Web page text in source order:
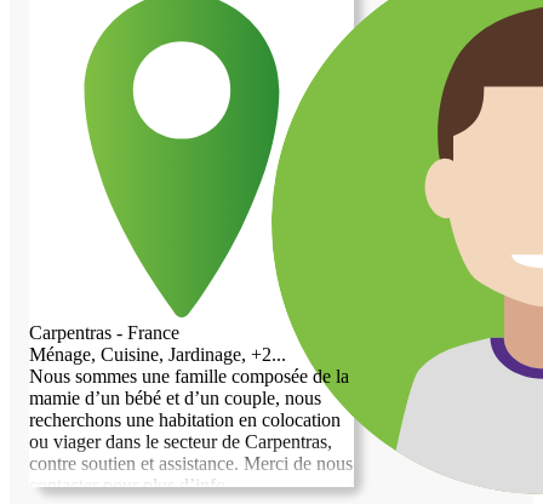
aussi sa tranquillité Grace a mes 10 années
de travail dans le social j’ai un bon contact
avec les personnes, que ce soit enfants,
adolescents, personnes âgées. J’ai été
également baby sitter et aide ménagère
pendant 3 ans. Grace aux divers
volontariats que j’ai effectué j’ai des
compétences en maraîchage, en soin pour
les animaux, en travaux basiques. Je
pratique le yoga et la méditation, j’adore
cuisiner des plats végétariens. Je parle
espagnol et également un peu anglais.
J’aime la nature, les animaux et rêve de
trouver un endroit où vivre et partager ces
valeurs qui me sont chères. Si le cœur
vous en dit je serais ravie de partager cela
avec vous et de découvrir votre univers
Carpentras - France
Ménage, Cuisine, Jardinage, +2...
Nous sommes une famille composée de la
mamie d’un bébé et d’un couple, nous
recherchons une habitation en colocation
ou viager dans le secteur de Carpentras,
contre soutien et assistance. Merci de nous
contacter pour plus d’info.